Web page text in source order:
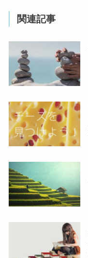
関連記事